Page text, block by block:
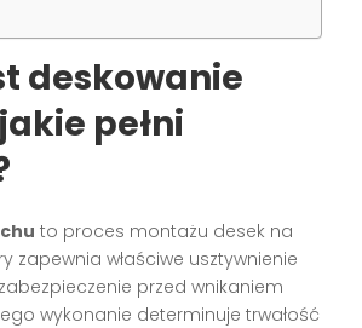
deskowanie
pełni
to proces montażu desek na
zapewnia właściwe usztywnienie
przed wnikaniem
wykonanie determinuje trwałość